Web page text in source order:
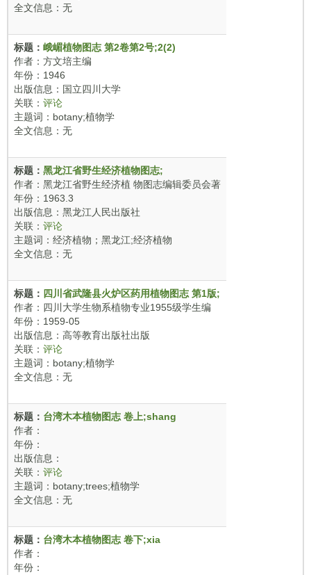
全文信息：无
标题： 峨嵋植物图志 第2卷第2号;2(2)
作者：方文培主编
年份：1946
出版信息：国立四川大学
关联： 评论
主题词：botany;植物学
全文信息：无
标题： 黑龙江省野生经济植物图志;
作者：黑龙江省野生经济植 物图志编辑委员会著
年份：1963.3
出版信息：黑龙江人民出版社
关联： 评论
主题词：经济植物；黑龙江;经济植物
全文信息：无
标题： 四川省武隆县火炉区药用植物图志 第1版;
作者：四川大学生物系植物专业1955级学生编
年份：1959-05
出版信息：高等教育出版社出版
关联： 评论
主题词：botany;植物学
全文信息：无
标题： 台湾木本植物图志 卷上;shang
作者：
年份：
出版信息：
关联： 评论
主题词：botany;trees;植物学
全文信息：无
标题： 台湾木本植物图志 卷下;xia
作者：
年份：